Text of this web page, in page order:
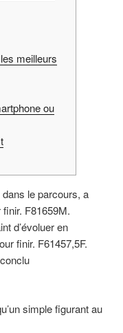
meilleurs
ou
le parcours, a
F81659M.
d’évoluer en
finir. F61457,5F.
simple figurant au